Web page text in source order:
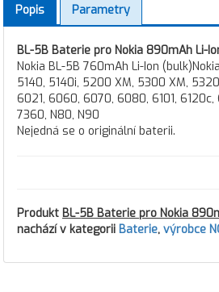
Popis Parametry
BL-5B Baterie pro Nokia 890mAh Li-
Nokia BL-5B 760mAh Li-Ion
5140, 5140i, 5200 XM, 5300 XM,
6021, 6060, 6070, 6080, 6101, 6120c,
7360, N80, N90
Nejedná se o originální baterii.
Produkt BL-5B Baterie pro Nokia
nachází v kategorii Baterie, výrobce